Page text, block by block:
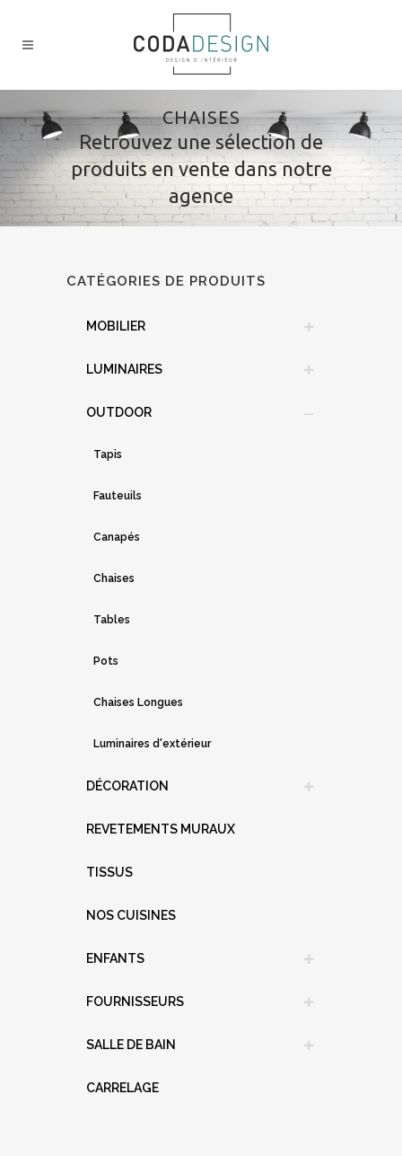
CHAISES
Retrouvez une sélection de
produits en vente dans notre
agence
CATÉGORIES DE PRODUITS
MOBILIER
LUMINAIRES
OUTDOOR
Tapis
Fauteuils
Canapés
Chaises
Tables
Pots
Chaises Longues
Luminaires d'extérieur
DÉCORATION
REVETEMENTS MURAUX
TISSUS
NOS CUISINES
ENFANTS
FOURNISSEURS
SALLE DE BAIN
CARRELAGE